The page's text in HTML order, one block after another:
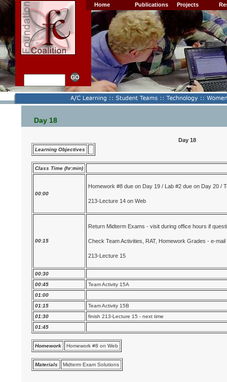
Home Publications Projects
Day 18
Day 18
Learning Objectives
Class Time (hr:min)
00:00
Homework #8 due on Day 19 / Lab #2 due on Day 20 /
213-Lecture 14 on Web
00:15
Return Midterm Exams - visit during office hours if
Check Team Activities, RAT, Homework Grades - e-mail
213-Lecture 15
00:30
00:45
Team Activity 15A
01:00
01:15
Team Activity 15B
01:30
finish 213-Lecture 15 - next time
01:45
Homework Homework #8 on Web
Materials Midterm Exam Solutions